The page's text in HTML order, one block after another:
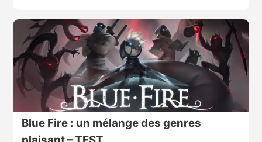
Blue Fire : un mélange des genres